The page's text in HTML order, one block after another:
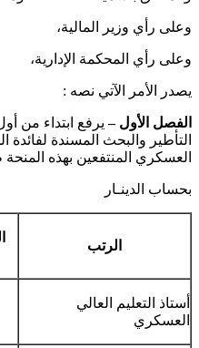
وعلى رأي وزير المالية،
وعلى رأي المحكمة الإدارية،
يصدر الأمر الآتي نصه :
الفصل الأول –
التأطير والبحث المسندة لفائدة
العسكري المنتفعين بهذه المنحة
بحساب الدينـار
الرتب
أستاذ التعليم العالي
العسكري